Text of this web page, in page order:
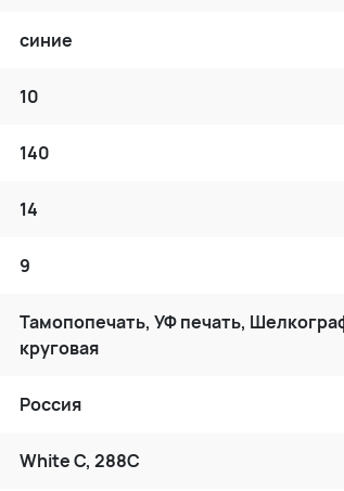
синие
10
140
14
9
Тамопопечать, УФ печать,
круговая
Россия
White C, 288C